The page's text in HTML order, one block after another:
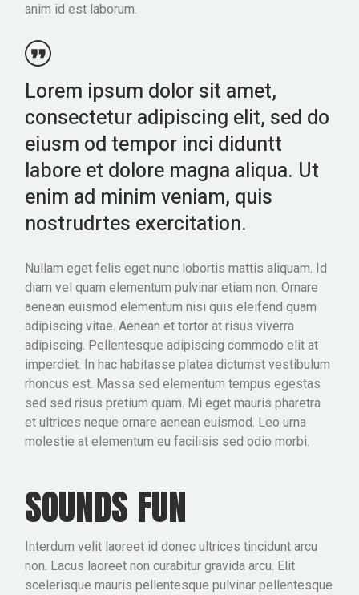
anim id est laborum.
Lorem ipsum dolor sit amet,
consectetur adipiscing elit, sed do
eiusm od tempor inci diduntt
labore et dolore magna aliqua. Ut
enim ad minim veniam, quis
nostrudrtes exercitation.
Nullam eget felis eget nunc lobortis mattis aliquam. Id
diam vel quam elementum pulvinar etiam non. Ornare
aenean euismod elementum nisi quis eleifend quam
adipiscing vitae. Aenean et tortor at risus viverra
adipiscing. Pellentesque adipiscing commodo elit at
imperdiet. In hac habitasse platea dictumst vestibulum
rhoncus est. Massa sed elementum tempus egestas
sed sed risus pretium quam. Mi eget mauris pharetra
et ultrices neque ornare aenean euismod. Leo urna
molestie at elementum eu facilisis sed odio morbi.
SOUNDS FUN
Interdum velit laoreet id donec ultrices tincidunt arcu
non. Lacus laoreet non curabitur gravida arcu. Elit
scelerisque mauris pellentesque pulvinar pellentesque